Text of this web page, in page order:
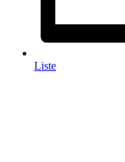
Liste